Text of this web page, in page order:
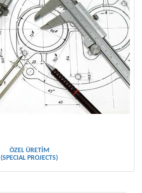
ÖZEL ÜRETİM
(SPECIAL PROJECTS)